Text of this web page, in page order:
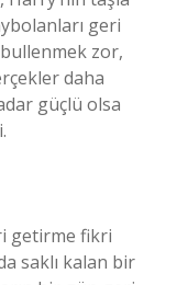
geri
zor,
daha
güçlü olsa
getirme fikri
saklı kalan bir